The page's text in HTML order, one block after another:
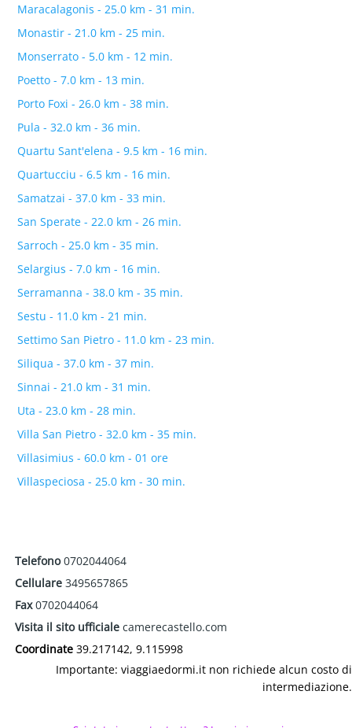
Maracalagonis - 25.0 km - 31 min.
Monastir - 21.0 km - 25 min.
Monserrato - 5.0 km - 12 min.
Poetto - 7.0 km - 13 min.
Porto Foxi - 26.0 km - 38 min.
Pula - 32.0 km - 36 min.
Quartu Sant'elena - 9.5 km - 16 min.
Quartucciu - 6.5 km - 16 min.
Samatzai - 37.0 km - 33 min.
San Sperate - 22.0 km - 26 min.
Sarroch - 25.0 km - 35 min.
Selargius - 7.0 km - 16 min.
Serramanna - 38.0 km - 35 min.
Sestu - 11.0 km - 21 min.
Settimo San Pietro - 11.0 km - 23 min.
Siliqua - 37.0 km - 37 min.
Sinnai - 21.0 km - 31 min.
Uta - 23.0 km - 28 min.
Villa San Pietro - 32.0 km - 35 min.
Villasimius - 60.0 km - 01 ore
Villaspeciosa - 25.0 km - 30 min.
Telefono0702044064
Cellulare 3495657865
Fax0702044064
Visita il sito ufficiale camerecastello.com
Coordinate 39.217142, 9.115998
Importante: viaggiaedormi.it non richiede alcun costo di
intermediazione.